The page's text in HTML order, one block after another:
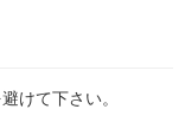
けて下さい。